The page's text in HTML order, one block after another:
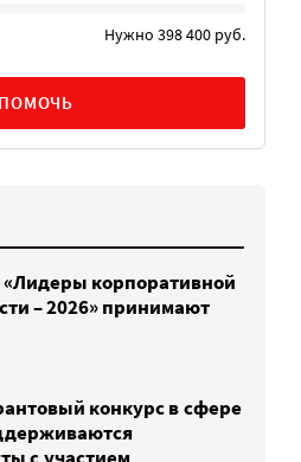
Нужно 398 400 руб.
ПОМОЧЬ
«Лидеры корпоративной
– 2026» принимают
конкурс в сфере